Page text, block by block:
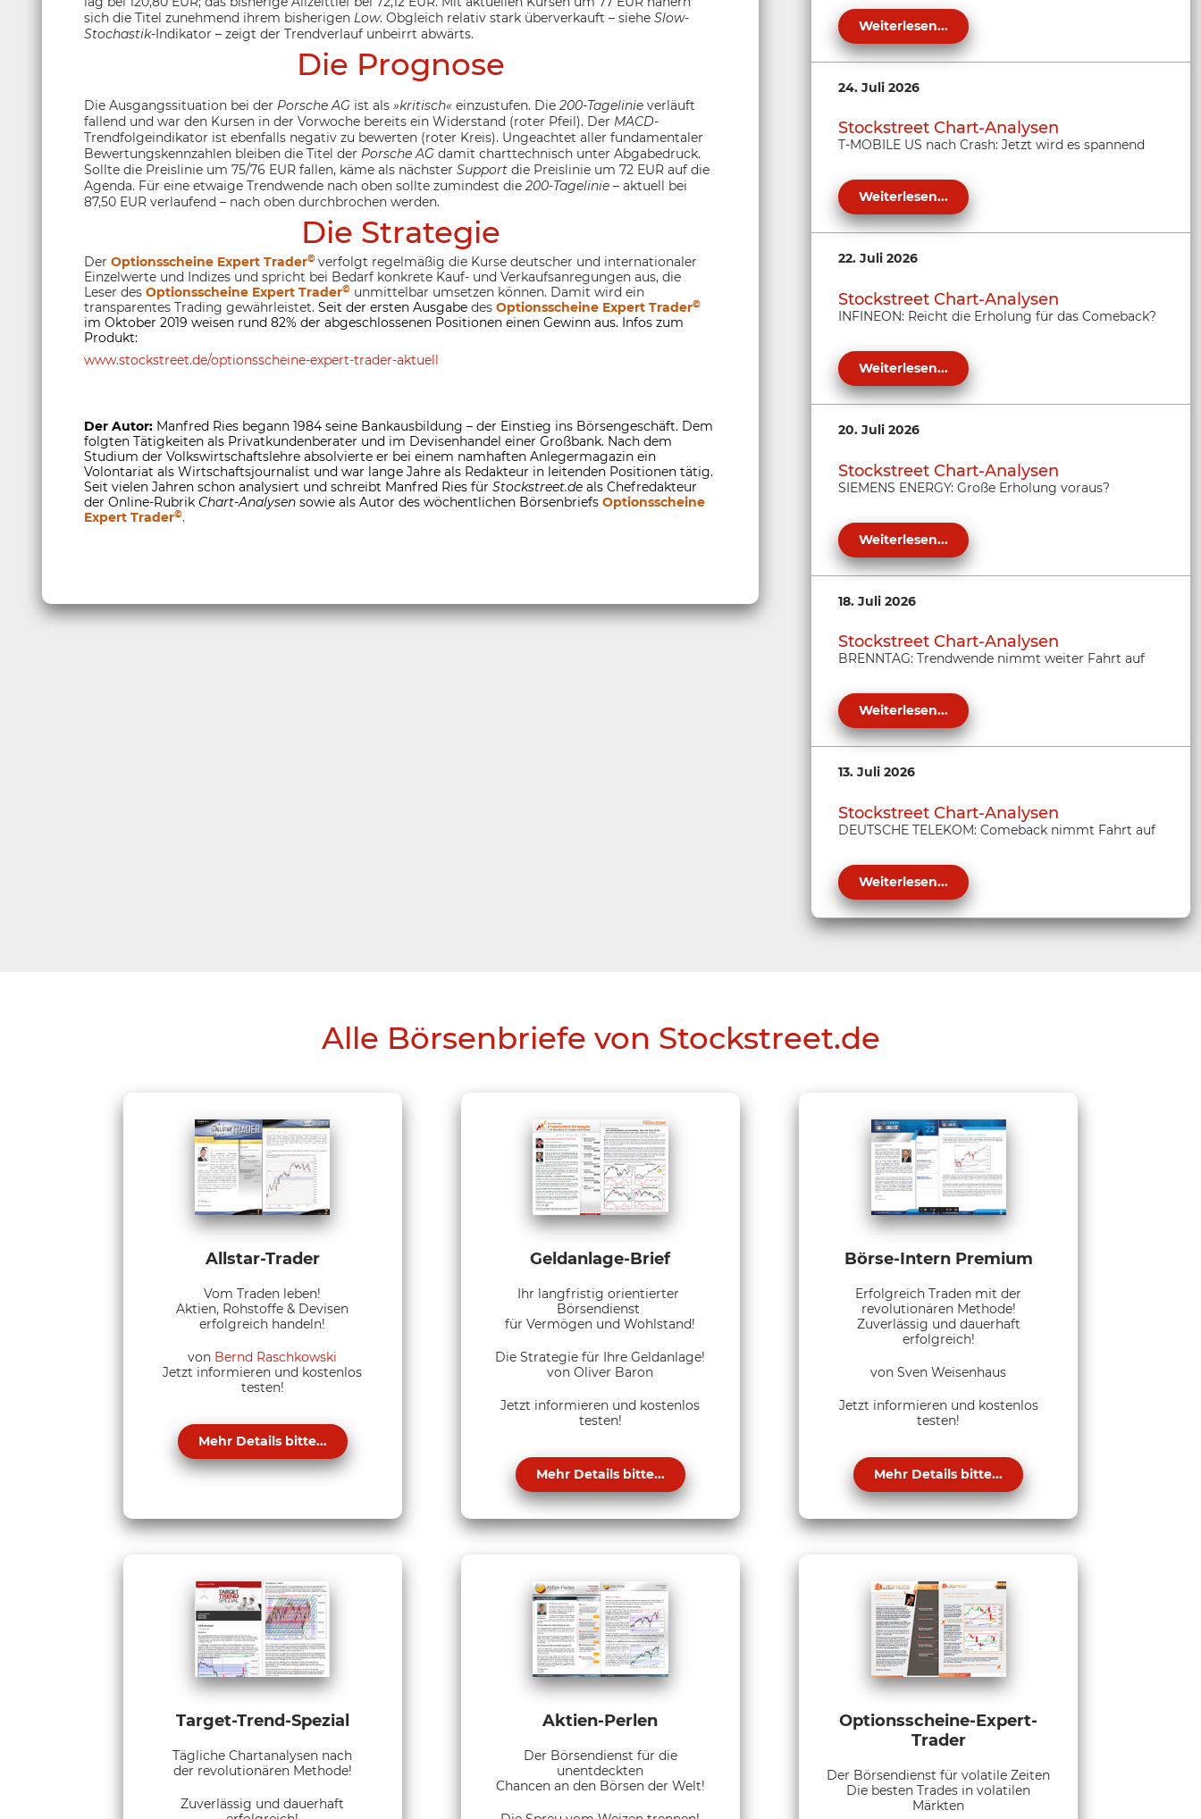
sich die Titel zunehmend ihrem bisherigen Low. Obgleich relativ stark überverkauft – siehe Slow-
Stochastik-Indikator – zeigt der Trendverlauf unbeirrt abwärts.
Die Prognose
Die Ausgangssituation bei der Porsche AG ist als »kritisch« einzustufen. Die 200-Tagelinie verläuft
fallend und war den Kursen in der Vorwoche bereits ein Widerstand (roter Pfeil). Der MACD-
Trendfolgeindikator ist ebenfalls negativ zu bewerten (roter Kreis). Ungeachtet aller fundamentaler
Bewertungskennzahlen bleiben die Titel der Porsche AG damit charttechnisch unter Abgabedruck.
Sollte die Preislinie um 75/76 EUR fallen, käme als nächster Support die Preislinie um 72 EUR auf die
Agenda. Für eine etwaige Trendwende nach oben sollte zumindest die 200-Tagelinie – aktuell bei
87,50 EUR verlaufend – nach oben durchbrochen werden.
Die Strategie
Der Optionsscheine Expert Trader© verfolgt regelmäßig die Kurse deutscher und internationaler
Einzelwerte und Indizes und spricht bei Bedarf konkrete Kauf- und Verkaufsanregungen aus, die
Leser des Optionsscheine Expert Trader© unmittelbar umsetzen können. Damit wird ein
transparentes Trading gewährleistet. Seit der ersten Ausgabe des Optionsscheine Expert Trader©
im Oktober 2019 weisen rund 82% der abgeschlossenen Positionen einen Gewinn aus. Infos zum
Produkt:
www.stockstreet.de/optionsscheine-expert-trader-aktuell
Der Autor: Manfred Ries begann 1984 seine Bankausbildung – der Einstieg ins Börsengeschäft. Dem
folgten Tätigkeiten als Privatkundenberater und im Devisenhandel einer Großbank. Nach dem
Studium der Volkswirtschaftslehre absolvierte er bei einem namhaften Anlegermagazin ein
Volontariat als Wirtschaftsjournalist und war lange Jahre als Redakteur in leitenden Positionen tätig.
Seit vielen Jahren schon analysiert und schreibt Manfred Ries für Stockstreet.de als Chefredakteur
der Online-Rubrik Chart-Analysen sowie als Autor des wöchentlichen Börsenbriefs Optionsscheine
Expert Trader©.
Weiterlesen...
24. Juli 2026
Stockstreet Chart-Analysen
T-MOBILE US nach Crash: Jetzt wird es spannend
Weiterlesen...
22. Juli 2026
Stockstreet Chart-Analysen
INFINEON: Reicht die Erholung für das Comeback?
Weiterlesen...
20. Juli 2026
Stockstreet Chart-Analysen
SIEMENS ENERGY: Große Erholung voraus?
Weiterlesen...
18. Juli 2026
Stockstreet Chart-Analysen
BRENNTAG: Trendwende nimmt weiter Fahrt auf
Weiterlesen...
13. Juli 2026
Stockstreet Chart-Analysen
DEUTSCHE TELEKOM: Comeback nimmt Fahrt auf
Weiterlesen...
Alle Börsenbriefe von Stockstreet.de
Allstar-Trader
Vom Traden leben!
Aktien, Rohstoffe & Devisen
erfolgreich handeln!
von Bernd Raschkowski
Jetzt informieren und kostenlos
testen!
Mehr Details bitte...
Geldanlage-Brief
Ihr langfristig orientierter
Börsendienst
für Vermögen und Wohlstand!
Die Strategie für Ihre Geldanlage!
von Oliver Baron
Jetzt informieren und kostenlos
testen!
Mehr Details bitte...
Börse-Intern Premium
Erfolgreich Traden mit der
revolutionären Methode!
Zuverlässig und dauerhaft
erfolgreich!
von Sven Weisenhaus
Jetzt informieren und kostenlos
testen!
Mehr Details bitte...
Target-Trend-Spezial
Tägliche Chartanalysen nach
der revolutionären Methode!
Zuverlässig und dauerhaft
Aktien-Perlen
Der Börsendienst für die
unentdeckten
Chancen an den Börsen der Welt!
Optionsscheine-Expert-
Trader
Der Börsendienst für volatile Zeiten
Die besten Trades in volatilen
Märkten